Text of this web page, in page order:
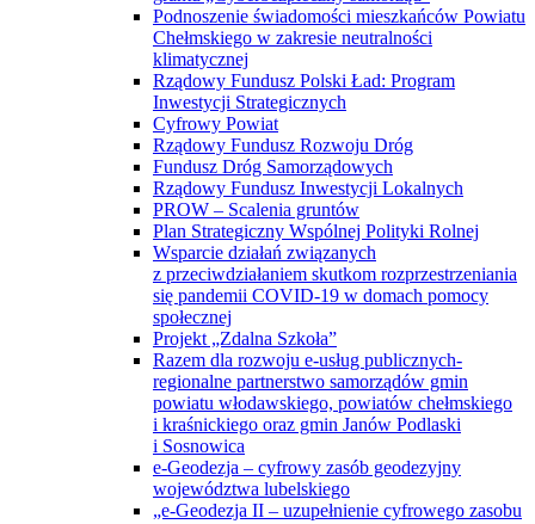
Podnoszenie świadomości mieszkańców Powiatu
Chełmskiego w zakresie neutralności
klimatycznej
Rządowy Fundusz Polski Ład: Program
Inwestycji Strategicznych
Cyfrowy Powiat
Rządowy Fundusz Rozwoju Dróg
Fundusz Dróg Samorządowych
Rządowy Fundusz Inwestycji Lokalnych
PROW – Scalenia gruntów
Plan Strategiczny Wspólnej Polityki Rolnej
Wsparcie działań związanych
z przeciwdziałaniem skutkom rozprzestrzeniania
się pandemii COVID-19 w domach pomocy
społecznej
Projekt „Zdalna Szkoła”
Razem dla rozwoju e-usług publicznych-
regionalne partnerstwo samorządów gmin
powiatu włodawskiego, powiatów chełmskiego
i kraśnickiego oraz gmin Janów Podlaski
i Sosnowica
e-Geodezja – cyfrowy zasób geodezyjny
województwa lubelskiego
„e-Geodezja II – uzupełnienie cyfrowego zasobu